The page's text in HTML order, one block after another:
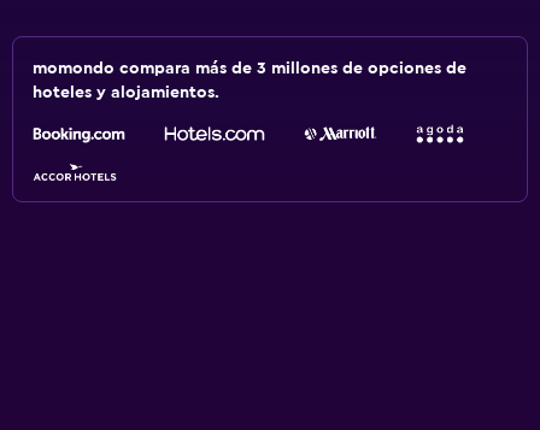
momondo compara más de 3 millones de opciones de
hoteles y alojamientos.